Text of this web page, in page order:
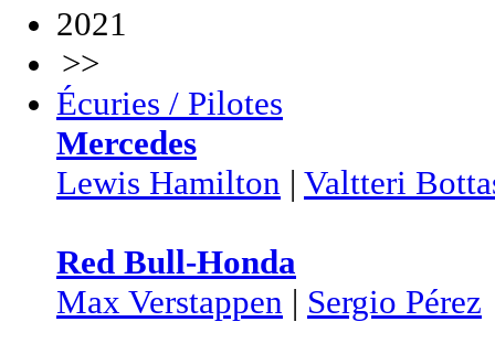
2021
>>
Écuries / Pilotes
Mercedes
Lewis Hamilton | Valtteri
Red Bull-Honda
Max Verstappen | Sergio Pérez